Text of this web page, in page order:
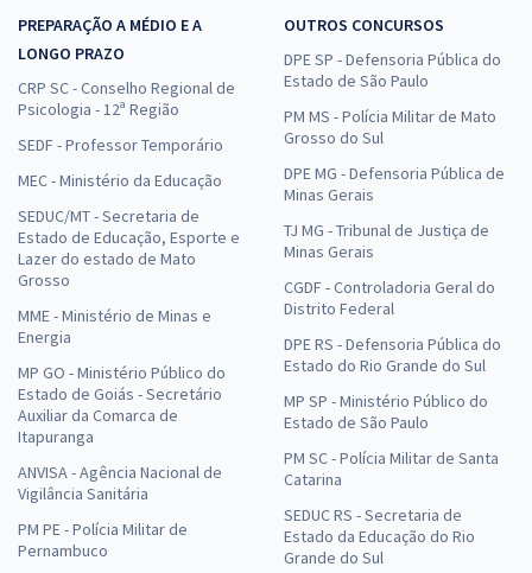
PREPARAÇÃO A MÉDIO E A
LONGO PRAZO
CRP SC - Conselho Regional de
Psicologia - 12ª Região
SEDF - Professor Temporário
MEC - Ministério da Educação
SEDUC/MT - Secretaria de
Estado de Educação, Esporte e
Lazer do estado de Mato
Grosso
MME - Ministério de Minas e
Energia
MP GO - Ministério Público do
Estado de Goiás - Secretário
Auxiliar da Comarca de
Itapuranga
ANVISA - Agência Nacional de
Vigilância Sanitária
PM PE - Polícia Militar de
Pernambuco
OUTROS CONCURSOS
DPE SP - Defensoria Pública do
Estado de São Paulo
PM MS - Polícia Militar de Mato
Grosso do Sul
DPE MG - Defensoria Pública de
Minas Gerais
TJ MG - Tribunal de Justiça de
Minas Gerais
CGDF - Controladoria Geral do
Distrito Federal
DPE RS - Defensoria Pública do
Estado do Rio Grande do Sul
MP SP - Ministério Público do
Estado de São Paulo
PM SC - Polícia Militar de Santa
Catarina
SEDUC RS - Secretaria de
Estado da Educação do Rio
Grande do Sul